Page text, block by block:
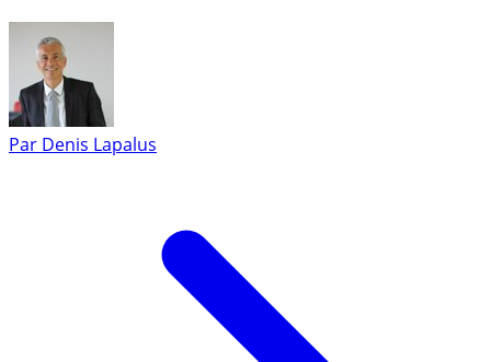
Par Denis Lapalus